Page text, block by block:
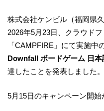
株式会社ケンビル（福岡県
2026年5月23日、クラウド
「CAMPFIRE」にて実施中
Downfall ボードゲーム 日本
達したことを発表しました。
5月15日のキャンペーン開始